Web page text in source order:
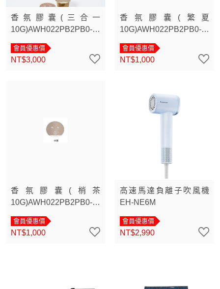
香氛膠囊(三合一
10G)AWH022PB2PB0-
會員優惠價
NT$3,000
香氛膠囊(繁夏
10G)AWH022PB2PB0-
會員優惠價
NT$1,000
香氛膠囊(梢茶
10G)AWH022PB2PB0-
會員優惠價
NT$1,000
高速馬達負離子吹風機
EH-NE6M
會員優惠價
NT$2,990